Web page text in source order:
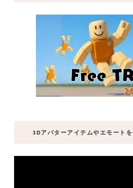
3Dアバターアイテムやエモート